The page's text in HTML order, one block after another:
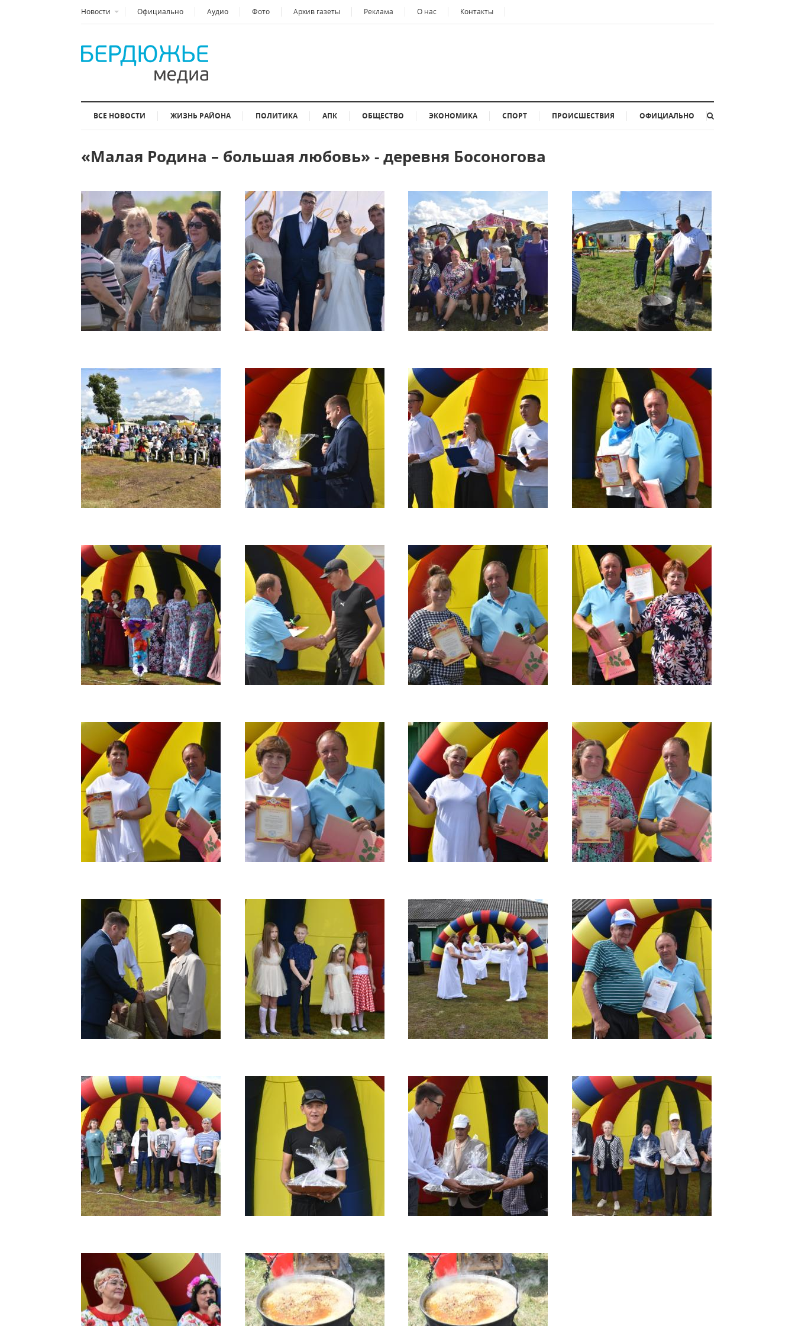
Новости Официально Аудио Фото Архив газеты Реклама О нас Контакты
ВСЕ НОВОСТИ ЖИЗНЬ РАЙОНА ПОЛИТИКА АПК ОБЩЕСТВО ЭКОНОМИКА СПОРТ ПРОИСШЕСТВИЯ ОФИЦИАЛЬНО
«Малая Родина – большая любовь» - деревня Босоногова